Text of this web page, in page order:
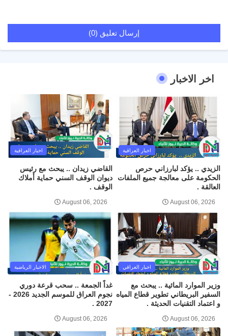
إرسال تعليق (0)
اخر الاخبار
اخبار العراقية
الزيدي .. يؤكد لبارزاني حرص
الحكومة على معالجة جميع الملفات
العالقة .
August 06, 2026
اخبار العراقية
القاضي زيدان .. يبحث مع رئيس
ديوان الوقف السني حماية أملاك
الوقف .
August 06, 2026
اخبار العراقي
وزير الموارد المائية .. يبحث مع
السفير البريطاني تطوير قطاع المياه
و اعتماد التقنيات الحديثة .
August 06, 2026
الاخبار الرياضية
غداً الجمعة .. سحب قرعة دوري
نجوم العراق للموسم الجديد 2026 -
2027 .
August 06, 2026